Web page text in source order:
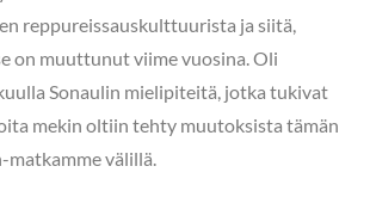
reppureissauskulttuurista ja siitä,
on muuttunut viime vuosina. Oli
Sonaulin mielipiteitä, jotka tukivat
mekin oltiin tehty muutoksista tämän
matkamme välillä.